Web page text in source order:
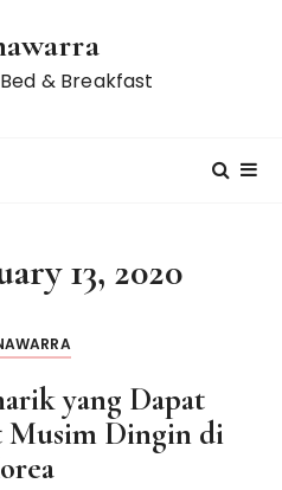
& Breakfast
13, 2020
yang Dapat
Musim Dingin di